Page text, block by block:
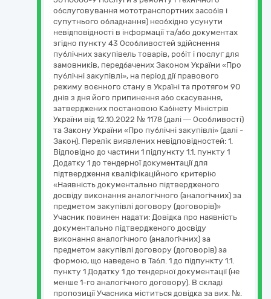
обслуговування мототранспортних засобів і
супутнього обладнання) необхідно усунути
невідповідності в інформації та/або документах
згідно пункту 43 Особливостей здійснення
публічних закупівель товарів, робіт і послуг для
замовників, передбачених Законом України «Про
публічні закупівлі», на період дії правового
режиму воєнного стану в Україні та протягом 90
днів з дня його припинення або скасування,
затверджених постановою Кабінету Міністрів
України від 12.10.2022 № 1178 (далі — Особливості)
та Закону України «Про публічні закупівлі» (далі -
Закон). Перелік виявлених невідповідностей: 1.
Відповідно до частини 1 підпункту 1.1. пункту 1
Додатку 1 до тендерної документації для
підтвердження кваліфікаційного критерію
«Наявність документально підтвердженого
досвіду виконання аналогічного (аналогічних) за
предметом закупівлі договору (договорів)»
Учасник повинен надати: Довідка про наявність
документально підтвердженого досвіду
виконання аналогічного (аналогічних) за
предметом закупівлі договору (договорів) за
формою, що наведено в Табл. 1 до підпункту 1.1.
пункту 1 Додатку 1 до тендерної документації (не
менше 1-го аналогічного договору). В складі
пропозиції Учасника міститься довідка за вих. №.